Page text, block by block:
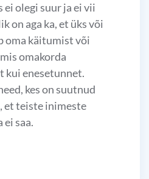
olegi suur ja ei vii
on aga ka, et üks või
oma käitumist või
omakorda
kui enesetunnet.
kes on suutnud
et teiste inimeste
saa.